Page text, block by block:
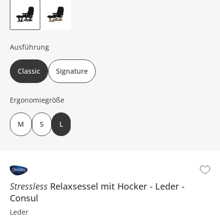
Stressless Relaxsessel mit Hocker
Leder
Consul
Leder
Ausführung
Classic Signature
Ergonomiegröße
M S L